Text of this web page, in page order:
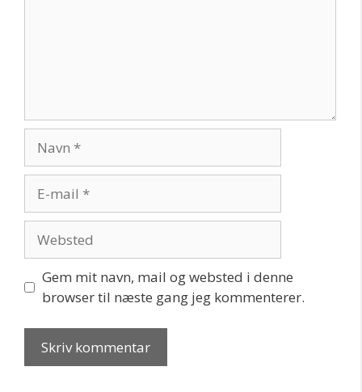
mail
Gem mit navn, mail og websted i denne
browser til næste gang jeg kommenterer.